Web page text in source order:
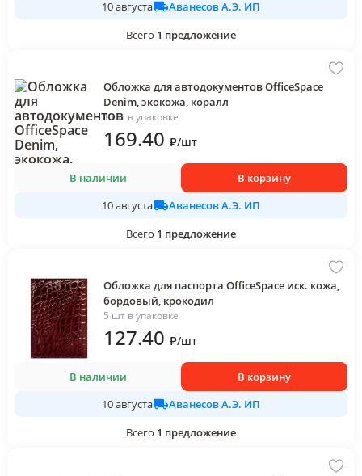
10 августа
Аванесов А.Э. ИП
Всего 1 предложение
Обложка для автодокументов OfficeSpace
Denim, экокожа, коралл
1 шт в упаковке
169.40 ₽/шт
В наличии
В корзину
10 августа
Аванесов А.Э. ИП
Всего 1 предложение
Обложка для паспорта OfficeSpace иск. кожа,
бордовый, крокодил
5 шт в упаковке
127.40 ₽/шт
В наличии
В корзину
10 августа
Аванесов А.Э. ИП
Всего 1 предложение